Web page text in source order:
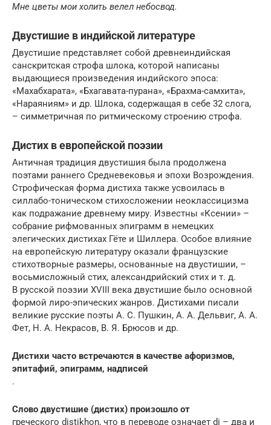
Мне цветы мои холить велел небосвод.
Двустишие в индийской литературе
Двустишие представляет собой древнеиндийская
санскритская строфа шлока, которой написаны
выдающиеся произведения индийского эпоса:
«Махабхарата», «Бхагавата-пурана», «Брахма-самхита»,
«Нараяниям» и др. Шлока, содержащая в себе 32 слога,
– симметричная по ритмическому строению строфа.
Дистих в европейской поэзии
Античная традиция двустишия была продолжена
поэтами раннего Средневековья и эпохи Возрождения.
Строфическая форма дистиха также усвоилась в
силлабо-тоническом стихосложении неоклассицизма
как подражание древнему миру. Известны «Ксении» –
собрание рифмованных эпиграмм в немецких
элегических дистихах Гёте и Шиллера. Особое влияние
на европейскую литературу оказали французские
стихотворные размеры, основанные на двустишии, –
восьмисложный стих, александрийский стих и т. д.
В русской поэзии XVIII века двустишие было основной
формой лиро-эпических жанров. Дистихами писали
великие русские поэты А. С. Пушкин, А. А. Дельвиг, А. А.
Фет, Н. А. Некрасов, В. Я. Брюсов и др.
Дистихи часто встречаются в качестве афоризмов,
эпитафий, эпиграмм, надписей
.
Слово двустишие (дистих) произошло от
греческого distikhon, что в переводе означает di – два и